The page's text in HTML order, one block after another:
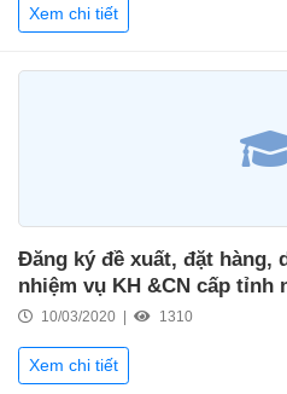
Xem chi tiết
Đăng ký đề xuất, đặt hàng,
nhiệm vụ KH &CN cấp tỉnh
10/03/2020 | 1310
Xem chi tiết